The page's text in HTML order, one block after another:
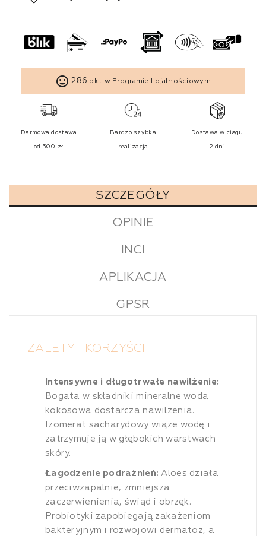
tag_faces 286 pkt w Programie Lojalnościowym
Darmowa dostawa
od 300 zł
Bardzo szybka
realizacja
Dostawa w ciągu
2 dni
SZCZEGÓŁY
OPINIE
INCI
APLIKACJA
GPSR
ZALETY I KORZYŚCI
Intensywne i długotrwałe nawilżenie:
Bogata w składniki mineralne woda
kokosowa dostarcza nawilżenia.
Izomerat sacharydowy wiąże wodę i
zatrzymuje ją w głębokich warstwach
skóry.
Łagodzenie podrażnień: Aloes działa
przeciwzapalnie, zmniejsza
zaczerwienienia, świąd i obrzęk.
Probiotyki zapobiegają zakażeniom
bakteryjnym i rozwojowi dermatoz, a